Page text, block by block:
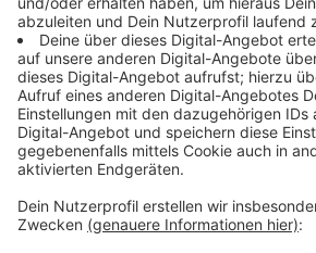
Veröffentlicht:Freitag, 29.11.2024 06:21
Anzeige